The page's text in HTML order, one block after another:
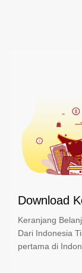
Download
Keranjang
Dari Indonesia
pertama di